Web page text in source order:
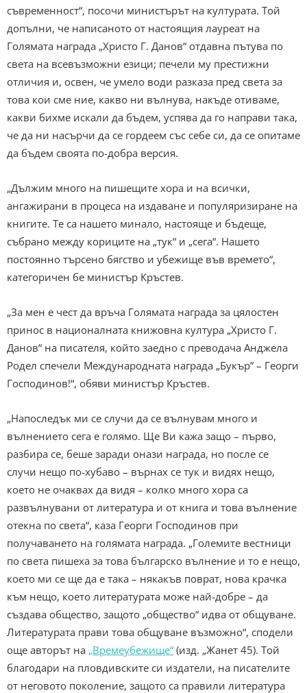
съвременност“, посочи министърът на културата. Той
допълни, че написаното от настоящия лауреат на
Голямата награда „Христо Г. Данов“ отдавна пътува по
света на всевъзможни езици; печели му престижни
отличия и, освен, че умело води разказа пред света за
това кои сме ние, какво ни вълнува, накъде отиваме,
какви бихме искали да бъдем, успява да го направи така,
че да ни насърчи да се гордеем със себе си, да се опитаме
да бъдем своята по-добра версия.
„Дължим много на пишещите хора и на всички,
ангажирани в процеса на издаване и популяризиране на
книгите. Те са нашето минало, настояще и бъдеще,
събрано между кориците на „тук“ и „сега“. Нашето
постоянно търсено бягство и убежище във времето“,
категоричен бе министър Кръстев.
„За мен е чест да връча Голямата награда за цялостен
принос в националната книжовна култура „Христо Г.
Данов“ на писателя, който заедно с преводача Анджела
Родел спечели Международната награда „Букър” – Георги
Господинов!“, обяви министър Кръстев.
„Напоследък ми се случи да се вълнувам много и
вълнението сега е голямо. Ще Ви кажа защо – първо,
разбира се, беше заради онази награда, но после се
случи нещо по-хубаво – върнах се тук и видях нещо,
което не очаквах да видя – колко много хора са
развълнувани от литература и от книга и това вълнение
отекна по света“, каза Георги Господинов при
получаването на голямата награда. „Големите вестници
по света пишеха за това българско вълнение и то е нещо,
което ми се ще да е така – някакъв поврат, нова крачка
към нещо, което литературата може най-добре – да
създава общество, защото „общество“ идва от общуване.
Литературата прави това общуване възможно“, сподели
още авторът на „Времеубежище“ (изд. „Жанет 45). Той
благодари на пловдивските си издатели, на писателите
от неговото поколение, защото са правили литература